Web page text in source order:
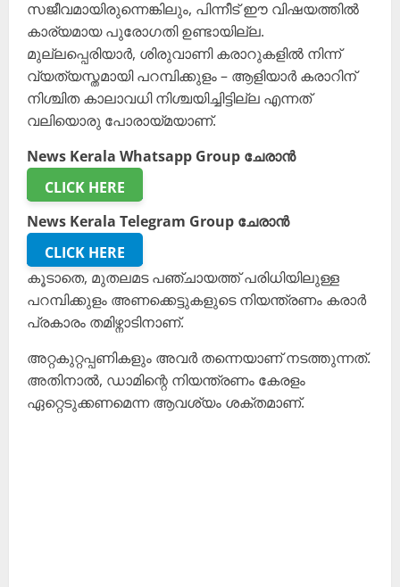
സജീവമായിരുന്നെങ്കിലും, പിന്നീട് ഈ വിഷയത്തിൽ
കാര്യമായ പുരോഗതി ഉണ്ടായില്ല.
മുല്ലപ്പെരിയാർ, ശിരുവാണി കരാറുകളിൽ നിന്ന്
വ്യത്യസ്തമായി പറമ്പിക്കുളം – ആളിയാർ കരാറിന്
നിശ്ചിത കാലാവധി നിശ്ചയിച്ചിട്ടില്ല എന്നത്
വലിയൊരു പോരായ്മയാണ്.
News Kerala Whatsapp Group ചേരാൻ
CLICK HERE
News Kerala Telegram Group ചേരാൻ
CLICK HERE
കൂടാതെ, മുതലമട പഞ്ചായത്ത് പരിധിയിലുള്ള
പറമ്പിക്കുളം അണക്കെട്ടുകളുടെ നിയന്ത്രണം കരാർ
പ്രകാരം തമിഴ്നാടിനാണ്.
അറ്റകുറ്റപ്പണികളും അവർ തന്നെയാണ് നടത്തുന്നത്.
അതിനാൽ, ഡാമിന്റെ നിയന്ത്രണം കേരളം
ഏറ്റെടുക്കണമെന്ന ആവശ്യം ശക്തമാണ്.